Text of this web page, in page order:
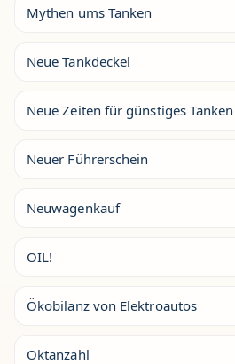
Mythen ums Tanken
Neue Tankdeckel
Neue Zeiten für günstiges Tanken
Neuer Führerschein
Neuwagenkauf
OIL!
Ökobilanz von Elektroautos
Oktanzahl